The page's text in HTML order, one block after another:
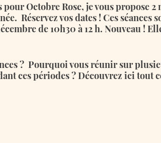
pour Octobre Rose, je vous propose 2
Réservez vos dates ! Ces séances
de 10h30 à 12 h. Nouveau !
?  Pourquoi vous réunir sur
ces périodes ? Découvrez ici tout